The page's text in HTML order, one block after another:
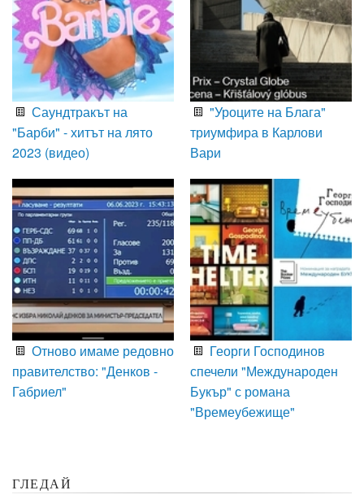
Саундтракът на
"Барби" - хитът на лято
2023 (видео)
"Уроците на Блага"
триумфира в Карлови
Вари
Отново имаме редовно
правителство: "Денков -
Габриел"
Георги Господинов
спечели "Международен
Букър" с романа
"Времеубежище"
ГЛЕДАЙ